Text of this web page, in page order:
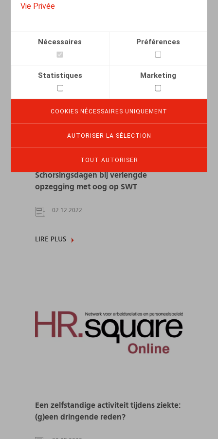
Vie Privée
Nécessaires Préférences
Statistiques Marketing
COOKIES NÉCESSAIRES UNIQUEMENT
AUTORISER LA SÉLECTION
TOUT AUTORISER
LIRE PLUS
Schorsingsdagen bij verlengde
opzegging met oog op SWT
02.12.2022
LIRE PLUS
Een zelfstandige activiteit tijdens ziekte:
(g)een dringende reden?